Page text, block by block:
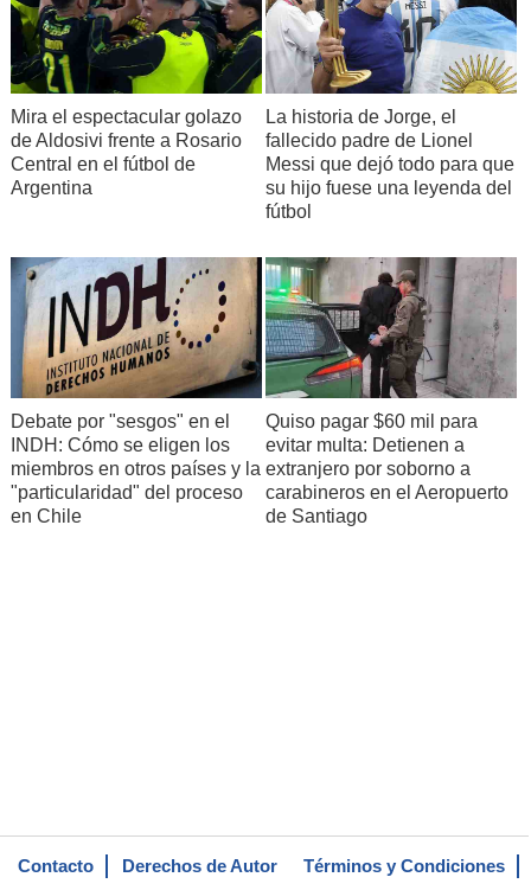
Mira el espectacular golazo
de Aldosivi frente a Rosario
Central en el fútbol de
Argentina
La historia de Jorge, el
fallecido padre de Lionel
Messi que dejó todo para que
su hijo fuese una leyenda del
fútbol
Debate por "sesgos" en el
INDH: Cómo se eligen los
miembros en otros países y la
"particularidad" del proceso
en Chile
Quiso pagar $60 mil para
evitar multa: Detienen a
extranjero por soborno a
carabineros en el Aeropuerto
de Santiago
Contacto Derechos de Autor Términos y Condiciones